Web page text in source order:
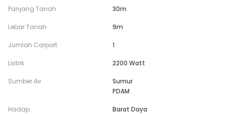
Panjang Tanah 30m
Lebar Tanah 9m
Jumlah Carport 1
Listrik 2200 Watt
Sumber Air
Sumur
PDAM
Hadap Barat Daya